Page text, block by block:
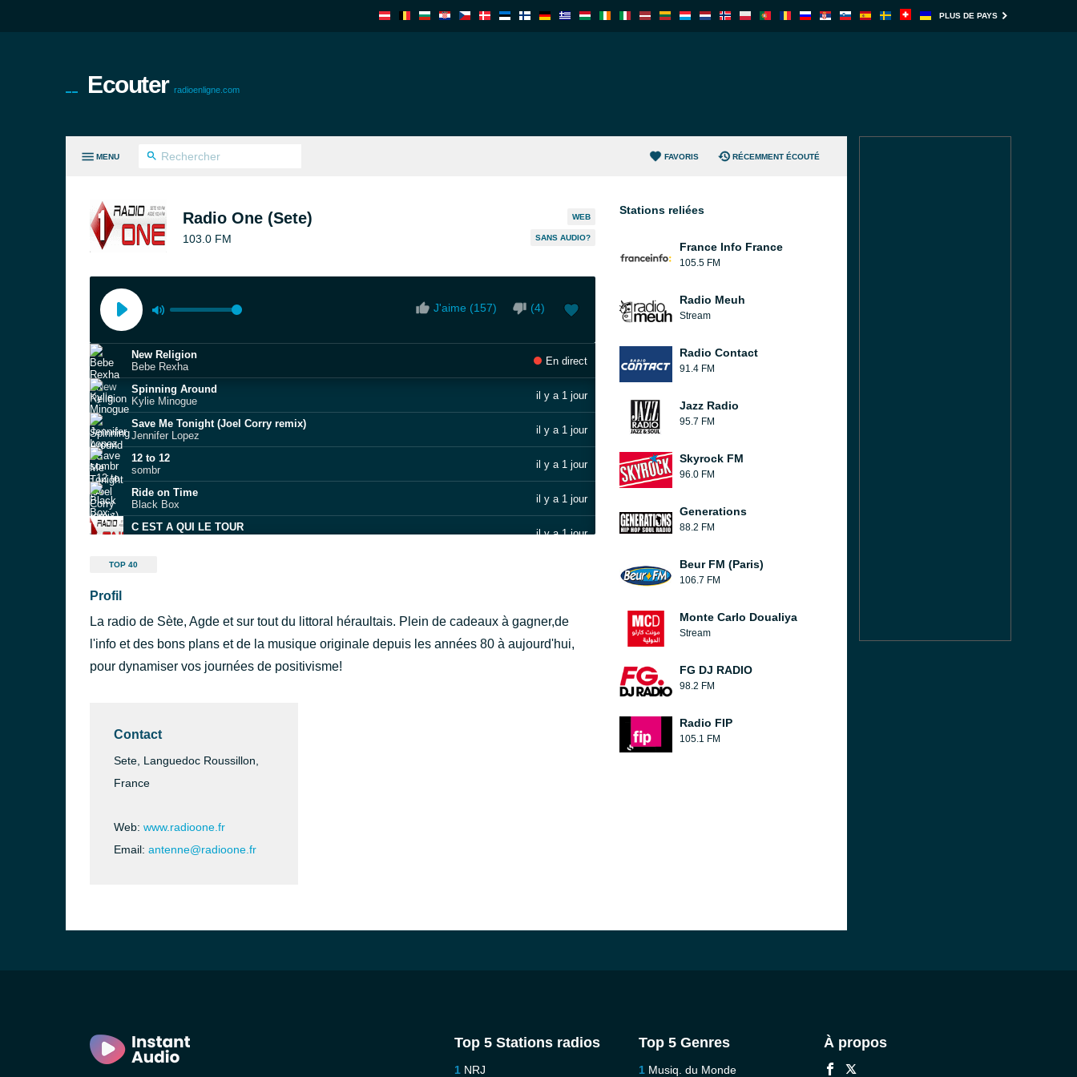
PLUS DE PAYS
Ecouter radioenligne.com
MENU FAVORIS RÉCEMMENT ÉCOUTÉ
Radio One (Sete)
103.0 FM
WEB
SANS AUDIO?
J'aime (157) (4)
New Religion
Bebe Rexha
En direct
Spinning Around
Kylie Minogue
il y a 1 jour
Save Me Tonight (Joel Corry remix)
Jennifer Lopez
il y a 1 jour
12 to 12
sombr
il y a 1 jour
Ride on Time
Black Box
il y a 1 jour
C EST A QUI LE TOUR
il y a 1 jour
Crazy
The Way We Touch
Charlotte Cardin
il y a 1 jour
Sweet Dreams (Are Made of This)
TOP 40
Profil
La radio de Sète, Agde et sur tout du littoral héraultais. Plein de cadeaux à gagner,de
l'info et des bons plans et de la musique originale depuis les années 80 à aujourd'hui,
pour dynamiser vos journées de positivisme!
Contact
Sete, Languedoc Roussillon,
France
Web: www.radioone.fr
Email: antenne@radioone.fr
Stations reliées
France Info France
105.5 FM
Radio Meuh
Stream
Radio Contact
91.4 FM
Jazz Radio
95.7 FM
Skyrock FM
96.0 FM
Generations
88.2 FM
Beur FM (Paris)
106.7 FM
Monte Carlo Doualiya
Stream
FG DJ RADIO
98.2 FM
Radio FIP
105.1 FM
Top 5 Stations radios
NRJ
Top 5 Genres
Musiq. du Monde
À propos